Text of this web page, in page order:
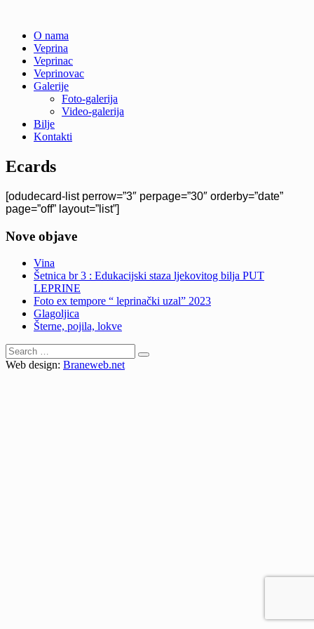
content
Veprina
Veprina(c)
O nama
Veprina
Veprinac
Veprinovac
Galerije
Foto-galerija
Video-galerija
Bilje
Kontakti
Ecards
[odudecard-list perrow=”3″ perpage=”30″ orderby=”date”
page=”off” layout=”list”]
Nove objave
Vina
Šetnica br 3 : Edukacijski staza ljekovitog bilja PUT
LEPRINE
Foto ex tempore “ leprinački uzal” 2023
Glagoljica
Šterne, pojila, lokve
Search
for:
Web design: Braneweb.net